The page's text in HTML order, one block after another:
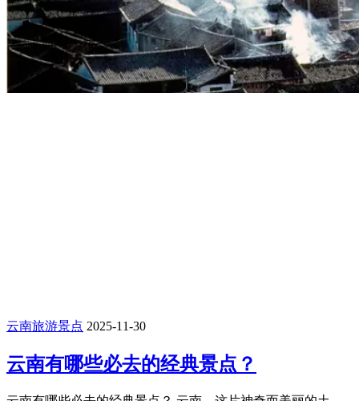
云南旅游景点 2025-11-30
云南有哪些必去的经典景点？